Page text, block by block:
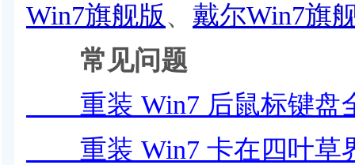
Win7旗舰版、 戴尔Win7旗
常见问题
重装 Win7 后鼠标键盘
重装 Win7 卡在四叶草